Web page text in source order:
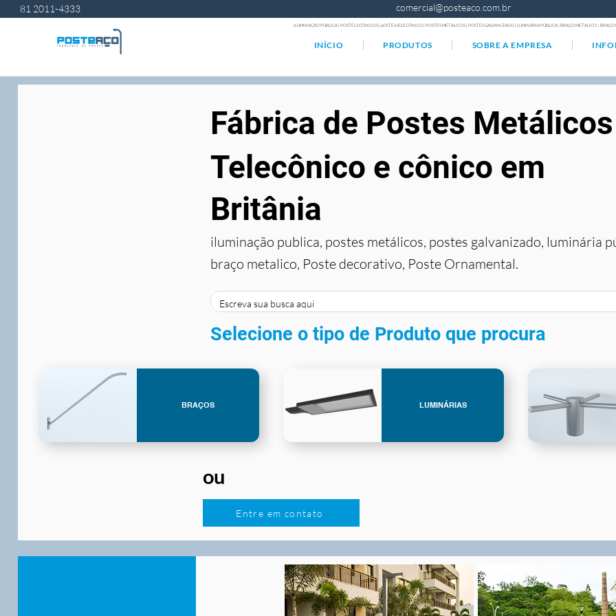
81 2011-4333 comercial@posteaco.com.br
ILUMINAÇÃO PÚBLICA | POSTELS CÔNICOS | pOSTES tELECÔNICO | POSTES METÁLICOS | POSTES GALVANIZADO | LUMINÁRIA PÚBLICA | BRAÇO METÁLICO |
INÍCIO PRODUTOS SOBRE A EMPRESA
Britânia
Fábrica de Postes Metálicos
Telecônico e cônico em
iluminação publica, postes metálicos, postes galvanizado, luminária
braço metalico, Poste decorativo, Poste Ornamental.
Selecione o tipo de Produto que procura
BRAÇOS LUMINÁRIAS
ou
Entre em contato